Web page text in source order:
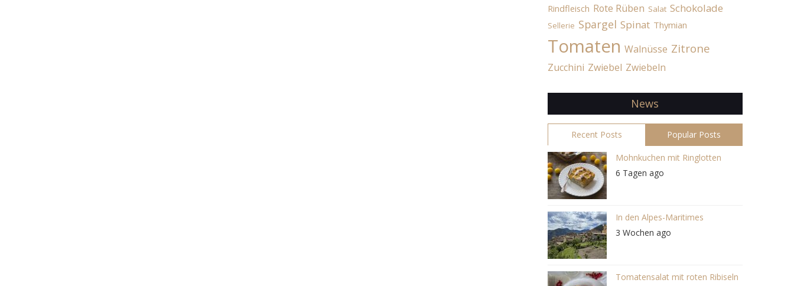
Rindfleisch Rote Rüben Salat Schokolade
Sellerie Spargel Spinat Thymian
Tomaten Walnüsse Zitrone
Zucchini Zwiebel Zwiebeln
News
Recent Posts Popular Posts
Mohnkuchen mit Ringlotten
6 Tagen ago
In den Alpes-Maritimes
3 Wochen ago
Tomatensalat mit roten Ribiseln